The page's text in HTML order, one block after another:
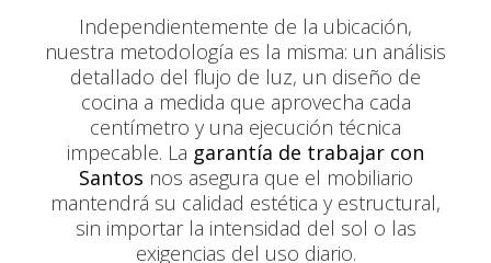
Independientemente de la ubicación,
nuestra metodología es la misma: un análisis
detallado del flujo de luz, un diseño de
cocina a medida que aprovecha cada
centímetro y una ejecución técnica
impecable. La garantía de trabajar con
Santos nos asegura que el mobiliario
mantendrá su calidad estética y estructural,
sin importar la intensidad del sol o las
exigencias del uso diario.